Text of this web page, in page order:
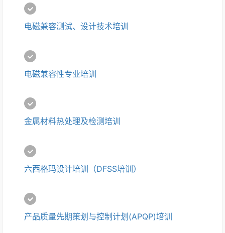
电磁兼容测试、设计技术培训
电磁兼容性专业培训
金属材料热处理及检测培训
六西格玛设计培训（DFSS培训）
产品质量先期策划与控制计划(APQP)培训